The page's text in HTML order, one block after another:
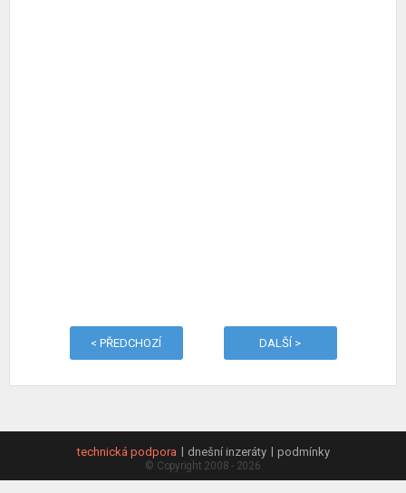
< PŘEDCHOZÍ DALŠÍ >
technická podpora dnešní inzeráty podmínky
© Copyright 2008 - 2026